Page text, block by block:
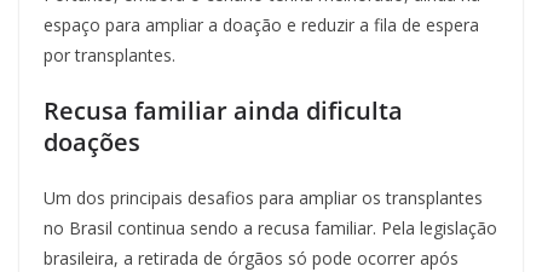
espaço para ampliar a doação e reduzir a fila de espera
por transplantes.
Recusa familiar ainda dificulta
doações
Um dos principais desafios para ampliar os transplantes
no Brasil continua sendo a recusa familiar. Pela legislação
brasileira, a retirada de órgãos só pode ocorrer após